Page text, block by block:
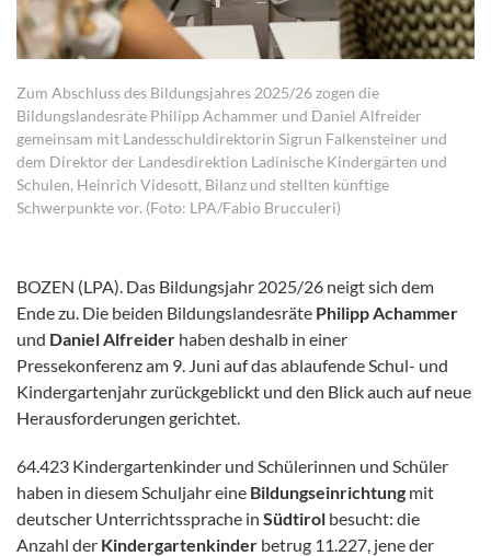
Zum Abschluss des Bildungsjahres 2025/26 zogen die
Bildungslandesräte Philipp Achammer und Daniel Alfreider
gemeinsam mit Landesschuldirektorin Sigrun Falkensteiner und
dem Direktor der Landesdirektion Ladinische Kindergärten und
Schulen, Heinrich Videsott, Bilanz und stellten künftige
Schwerpunkte vor. (Foto: LPA/Fabio Brucculeri)
BOZEN (LPA). Das Bildungsjahr 2025/26 neigt sich dem
Ende zu. Die beiden Bildungslandesräte Philipp Achammer
und Daniel Alfreider haben deshalb in einer
Pressekonferenz am 9. Juni auf das ablaufende Schul- und
Kindergartenjahr zurückgeblickt und den Blick auch auf neue
Herausforderungen gerichtet.
64.423 Kindergartenkinder und Schülerinnen und Schüler
haben in diesem Schuljahr eine Bildungseinrichtung mit
deutscher Unterrichtssprache in Südtirol besucht: die
Anzahl der Kindergartenkinder betrug 11.227, jene der